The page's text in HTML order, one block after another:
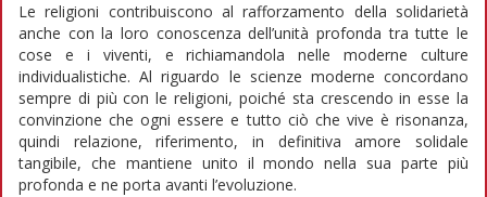
Le religioni contribuiscono al rafforzamento della solidarietà
anche con la loro conoscenza dell’unità profonda tra tutte le
cose e i viventi, e richiamandola nelle moderne culture
individualistiche. Al riguardo le scienze moderne concordano
sempre di più con le religioni, poiché sta crescendo in esse la
convinzione che ogni essere e tutto ciò che vive è risonanza,
quindi relazione, riferimento, in definitiva amore solidale
tangibile, che mantiene unito il mondo nella sua parte più
profonda e ne porta avanti l’evoluzione.